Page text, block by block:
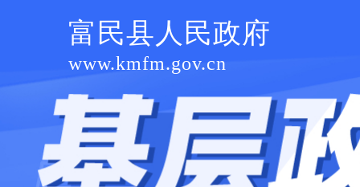
富民县人民政府
www.kmfm.gov.cn